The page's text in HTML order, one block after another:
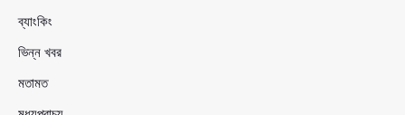
ব্যাংকিং
ভিন্ন খবর
মতামত